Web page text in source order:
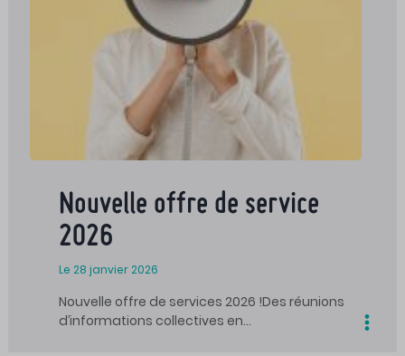
Nouvelle offre de service
2026
Le 28 janvier 2026
Nouvelle offre de services 2026 !Des réunions
d’informations collectives en…